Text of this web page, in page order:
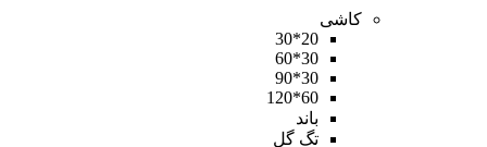
کاشی
20*30
30*60
30*90
60*120
باند
تگ گل